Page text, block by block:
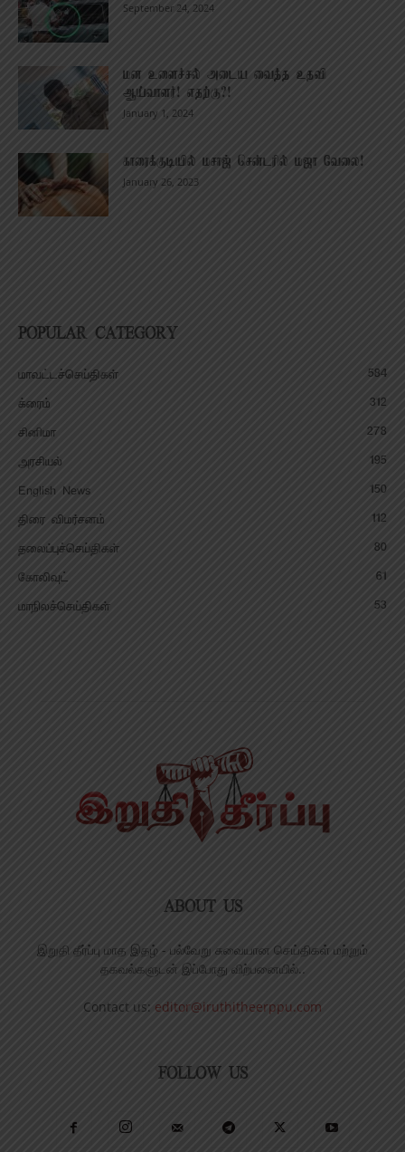
September 24, 2024
மன உளைச்சல் அடைய வைத்த உதவி
ஆய்வாளர்! எதற்கு?!
January 1, 2024
காரைக்குடியில் மசாஜ் சென்டரில் மஜா வேலை!
January 26, 2023
POPULAR CATEGORY
மாவட்டச்செய்திகள்
584
க்ரைம்
312
சினிமா
278
அரசியல்
195
English News
150
திரை விமர்சனம்
112
தலைப்புச்செய்திகள்
80
கோலிவுட்
61
மாநிலச்செய்திகள்
53
ABOUT US
இறுதி தீர்ப்பு மாத இதழ் - பல்வேறு சுவையான செய்திகள் மற்றும்
தகவல்களுடன் இப்போது விற்பனையில்..
Contact us: editor@iruthitheerppu.com
FOLLOW US